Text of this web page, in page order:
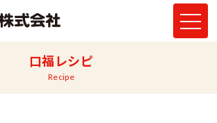
口福レシピ
Recipe